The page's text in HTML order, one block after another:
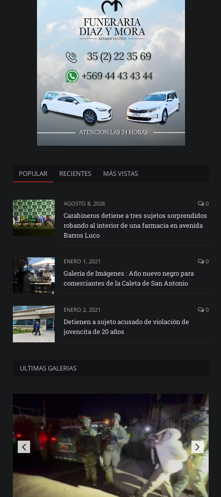
POPULAR RECIENTES MÁS VISTAS
AGOSTO 8, 2026 0
Carabineros detiene a tres sujetos sorprendidos
robando al interior de una farmacia en avenida
Barros Luco
ENERO 1, 2021 0
Galería de Imágenes : Año nuevo negro para
comerciantes de la Caleta de San Antonio
ENERO 2, 2021 0
Detienen a sujeto acusado de violación de
jovencita de 20 años
ULTIMAS GALERIAS